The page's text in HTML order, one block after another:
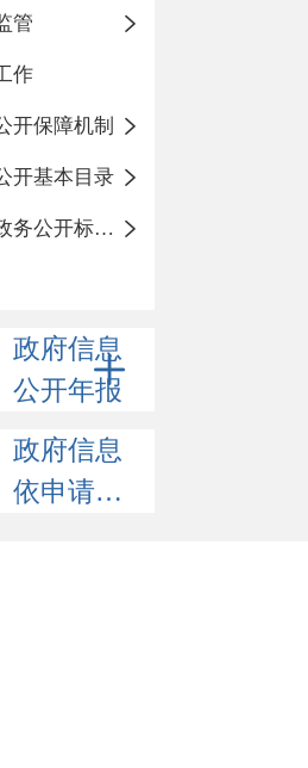
管
作
开保障机制
开基本目录
基层政务公开标准化目录
政府信息
公开年报
政府信息
依申请公开